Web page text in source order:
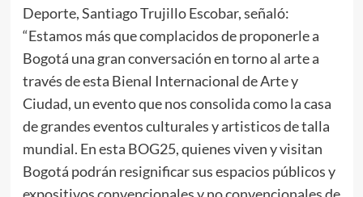
Deporte, Santiago Trujillo Escobar, señaló:
“Estamos más que complacidos de proponerle a
Bogotá una gran conversación en torno al arte a
través de esta Bienal Internacional de Arte y
Ciudad, un evento que nos consolida como la casa
de grandes eventos culturales y artisticos de talla
mundial. En esta BOG25, quienes viven y visitan
Bogotá podrán resignificar sus espacios públicos y